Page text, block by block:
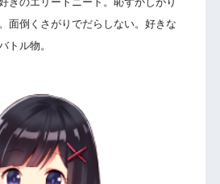
面倒くさがりでだらしない。好きな
トル物。